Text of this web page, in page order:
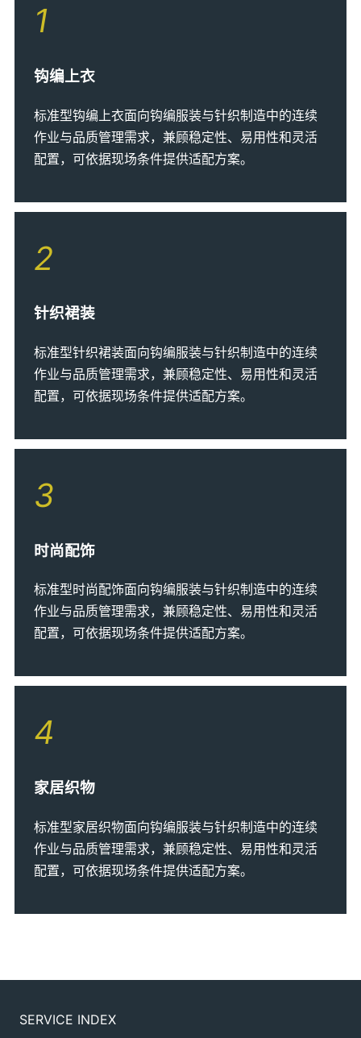
1
钩编上衣
标准型钩编上衣面向钩编服装与针织制造中的连续
作业与品质管理需求，兼顾稳定性、易用性和灵活
配置，可依据现场条件提供适配方案。
2
针织裙装
标准型针织裙装面向钩编服装与针织制造中的连续
作业与品质管理需求，兼顾稳定性、易用性和灵活
配置，可依据现场条件提供适配方案。
3
时尚配饰
标准型时尚配饰面向钩编服装与针织制造中的连续
作业与品质管理需求，兼顾稳定性、易用性和灵活
配置，可依据现场条件提供适配方案。
4
家居织物
标准型家居织物面向钩编服装与针织制造中的连续
作业与品质管理需求，兼顾稳定性、易用性和灵活
配置，可依据现场条件提供适配方案。
SERVICE INDEX